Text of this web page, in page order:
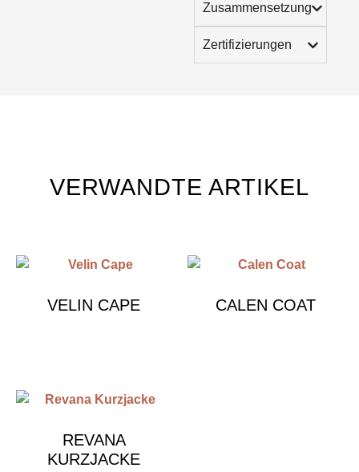
Zusammensetzung
Zertifizierungen
VERWANDTE ARTIKEL
VELIN CAPE CALEN COAT
REVANA
KURZJACKE